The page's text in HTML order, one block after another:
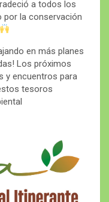
a todos los
por la conservación
en más planes
Los próximos
y encuentros para
tesoros